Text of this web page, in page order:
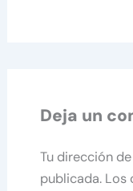
Deja un
Tu dirección
publicada. Los